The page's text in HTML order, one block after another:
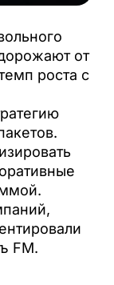
от
роста с
FM.